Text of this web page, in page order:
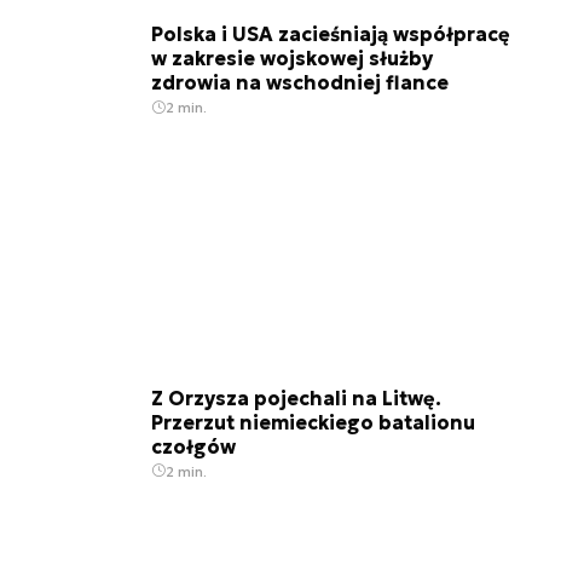
Polska i USA zacieśniają współpracę
w zakresie wojskowej służby
zdrowia na wschodniej flance
2 min.
Z Orzysza pojechali na Litwę.
Przerzut niemieckiego batalionu
czołgów
2 min.